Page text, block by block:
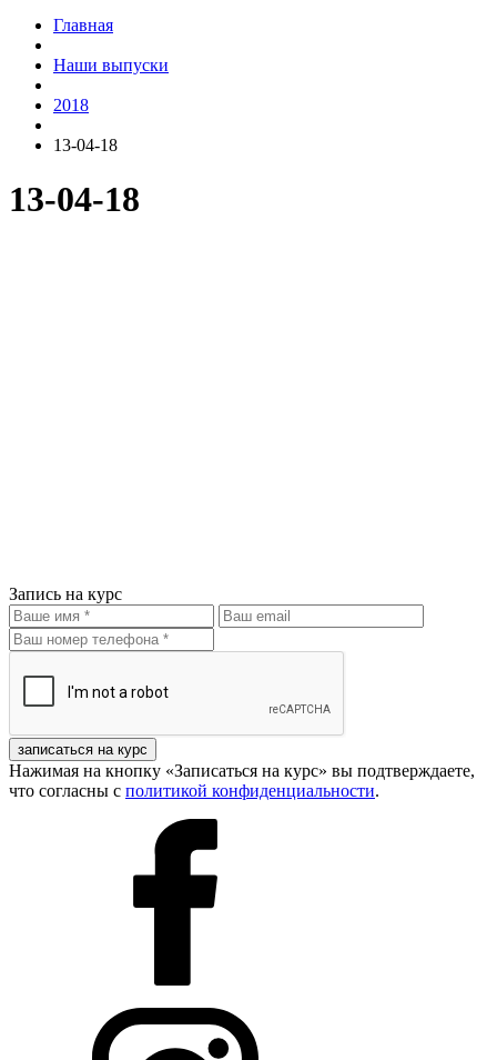
Главная
Наши выпуски
2018
13-04-18
13-04-18
Запись на курс
записаться на курс
Нажимая на кнопку «Записаться на курс» вы подтверждаете,
что согласны с политикой конфиденциальности.